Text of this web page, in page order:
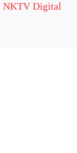
NKTV Digital